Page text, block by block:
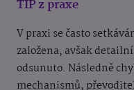
TIP z praxe
V praxi se často
založena, avšak
odsunuto. Následně
mechanismů,